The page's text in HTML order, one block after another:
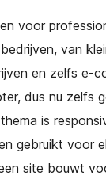
voor
van
en zelfs e-
dus nu zelfs
is
gebruikt voor
site bouwt